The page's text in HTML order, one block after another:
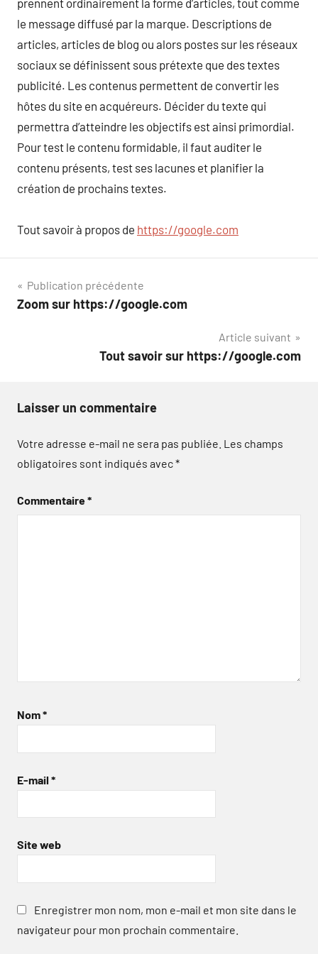
le message diffusé par la marque. Descriptions de
articles, articles de blog ou alors postes sur les réseaux
sociaux se définissent sous prétexte que des textes
publicité. Les contenus permettent de convertir les
hôtes du site en acquéreurs. Décider du texte qui
permettra d’atteindre les objectifs est ainsi primordial.
Pour test le contenu formidable, il faut auditer le
contenu présents, test ses lacunes et planifier la
création de prochains textes.
Tout savoir à propos de https://google.com
Navigation
de
Publication précédente
Zoom sur https://google.com
Article suivant
Tout savoir sur https://google.com
Laisser un commentaire
Votre adresse e-mail ne sera pas publiée. Les champs
obligatoires sont indiqués avec*
Commentaire*
Nom*
E-mail *
Site web
Enregistrer mon nom, mon e-mail et mon site dans le
navigateur pour mon prochain commentaire.